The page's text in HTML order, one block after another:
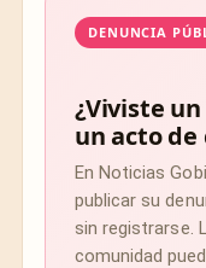
DENUNCIA
¿Viviste
un acto de
En Noticias
publicar su
sin registrarse.
comunidad